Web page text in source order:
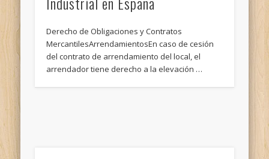
Derecho de Obligaciones y Contratos
MercantilesArrendamientosEn caso de cesión
del contrato de arrendamiento del local, el
arrendador tiene derecho a la elevación …